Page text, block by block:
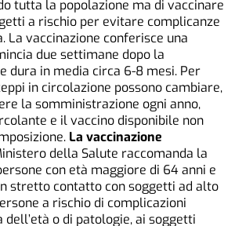
tutta la popolazione ma di vaccinare
a rischio per evitare complicanze
La vaccinazione conferisce una
due settimane dopo la
dura in media circa 6-8 mesi. Per
in circolazione possono cambiare,
la somministrazione ogni anno,
e il vaccino disponibile non
La vaccinazione
della Salute raccomanda la
con età maggiore di 64 anni e
stretto contatto con soggetti ad alto
a rischio di complicazioni
dell’età o di patologie, ai soggetti